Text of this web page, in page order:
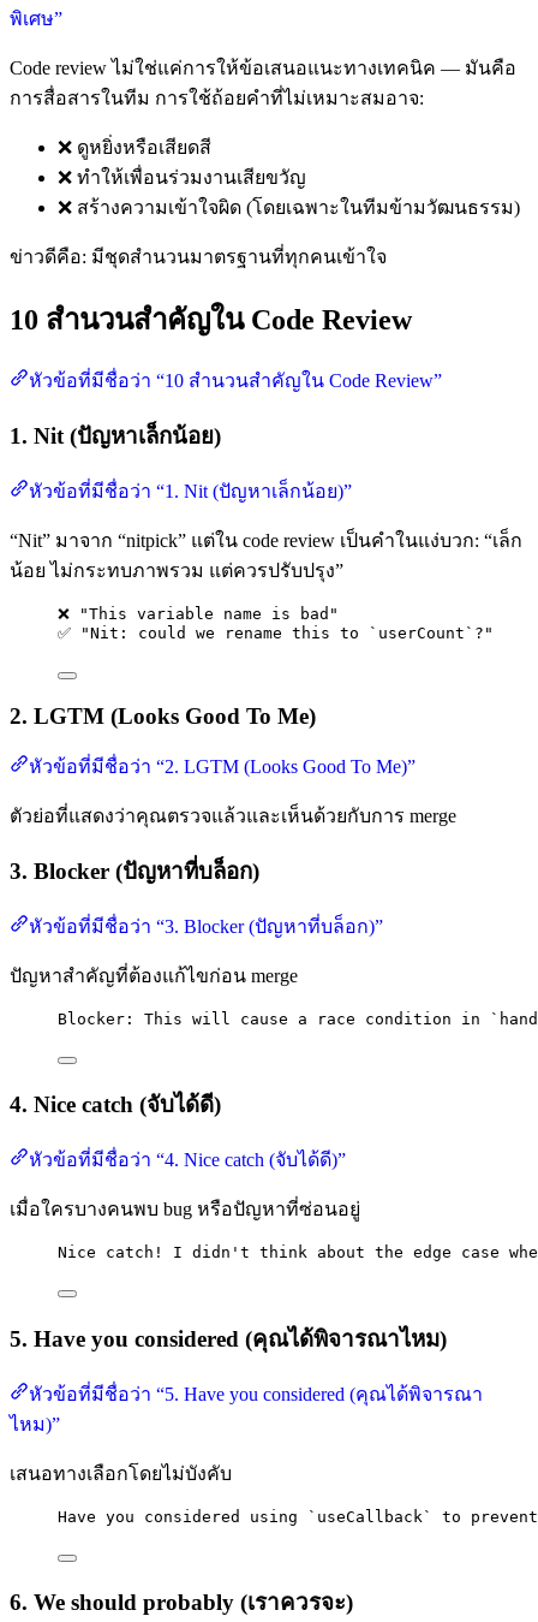
พิเศษ”
Code review ไม่ใช่แค่การให้ข้อเสนอแนะทางเทคนิค — มันคือ
การสื่อสารในทีม การใช้ถ้อยคำที่ไม่เหมาะสมอาจ:
❌ ดูหยิ่งหรือเสียดสี
❌ ทำให้เพื่อนร่วมงานเสียขวัญ
❌ สร้างความเข้าใจผิด (โดยเฉพาะในทีมข้ามวัฒนธรรม)
ข่าวดีคือ: มีชุดสำนวนมาตรฐานที่ทุกคนเข้าใจ
10 สำนวนสำคัญใน Code Review
หัวข้อที่มีชื่อว่า “10 สำนวนสำคัญใน Code Review”
1. Nit (ปัญหาเล็กน้อย)
หัวข้อที่มีชื่อว่า “1. Nit (ปัญหาเล็กน้อย)”
“Nit” มาจาก “nitpick” แต่ใน code review เป็นคำในแง่บวก: “เล็ก
น้อย ไม่กระทบภาพรวม แต่ควรปรับปรุง”
❌ "This variable name is bad"
✅ "Nit: could we rename this to `userCount`?"
2. LGTM (Looks Good To Me)
หัวข้อที่มีชื่อว่า “2. LGTM (Looks Good To Me)”
ตัวย่อที่แสดงว่าคุณตรวจแล้วและเห็นด้วยกับการ merge
3. Blocker (ปัญหาที่บล็อก)
หัวข้อที่มีชื่อว่า “3. Blocker (ปัญหาที่บล็อก)”
ปัญหาสำคัญที่ต้องแก้ไขก่อน merge
Blocker: This will cause a race condition in
4. Nice catch (จับได้ดี)
หัวข้อที่มีชื่อว่า “4. Nice catch (จับได้ดี)”
เมื่อใครบางคนพบ bug หรือปัญหาที่ซ่อนอยู่
Nice catch! I didn't think about the edge case
5. Have you considered (คุณได้พิจารณาไหม)
หัวข้อที่มีชื่อว่า “5. Have you considered (คุณได้พิจารณา
ไหม)”
เสนอทางเลือกโดยไม่บังคับ
Have you considered using `useCallback` to
6. We should probably (เราควรจะ)